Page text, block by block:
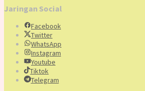
Jaringan Social
Facebook
Twitter
WhatsApp
Instagram
Youtube
Tiktok
Telegram